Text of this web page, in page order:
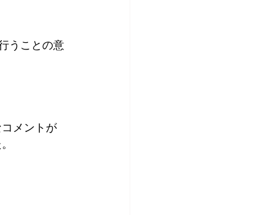
うことの意
メントが